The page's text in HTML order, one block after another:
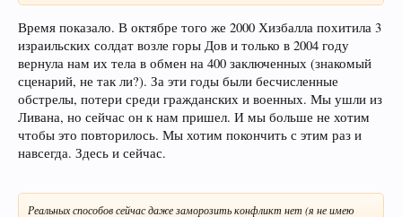
Время показало. В октябре того же 2000 Хизбалла похитила 3
израильских солдат возле горы Дов и только в 2004 году
вернула нам их тела в обмен на 400 заключенных (знакомый
сценарий, не так ли?). За эти годы были бесчисленные
обстрелы, потери среди гражданских и военных. Мы ушли из
Ливана, но сейчас он к нам пришел. И мы больше не хотим
чтобы это повторилось. Мы хотим покончить с этим раз и
навсегда. Здесь и сейчас.
Реальных способов сейчас даже заморозить конфликт нет (я не имею